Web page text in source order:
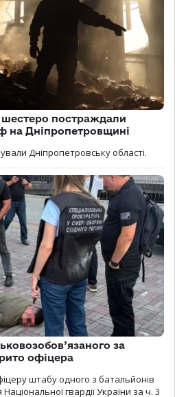
постраждали
на Дніпропетровщині
Дніпропетровську області.
за
офіцера
штабу одного з батальйонів
гвардії України за ч. 3